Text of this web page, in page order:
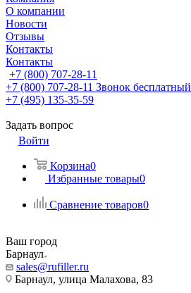
О компании
Новости
Отзывы
Контакты
Контакты
+7 (800) 707-28-11
+7 (800) 707-28-11 Звонок бесплатный
+7 (495) 135-35-59
Задать вопрос
Войти
Корзина0
Избранные товары0
Сравнение товаров0
Ваш город
Барнаул
sales@rufiller.ru
Барнаул, улица Малахова, 83